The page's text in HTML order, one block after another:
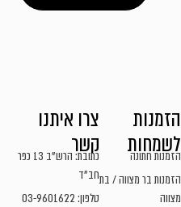
הזמנות
לשמחות
הזמנות חתונה
הזמנות בר מצווה / בת
מצווה
צרו איתנו
קשר
כתובת: הרש"ב 13 כפר
חב"ד
טלפון: 03-9601622